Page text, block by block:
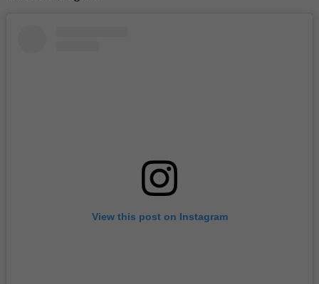
View this post on Instagram